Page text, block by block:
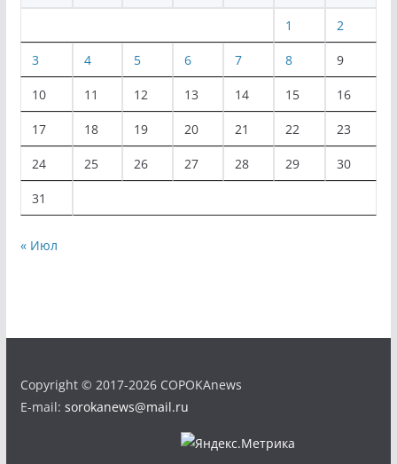
1 2
3 4 5 6 7 8 9
10 11 12 13 14 15 16
17 18 19 20 21 22 23
24 25 26 27 28 29 30
31
« Июл
Copyright © 2017-2026 COPOKAnews
E-mail: sorokanews@mail.ru